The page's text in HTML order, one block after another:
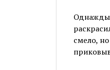
Однажды
смело,